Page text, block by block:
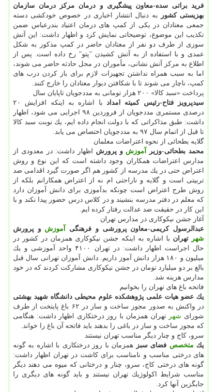
فرید براتی سده-معاون پیشگیری و درمان مركز درمان سازمان
بهزیستی كشور
به دنبال انتشار اخباری در خصوص خودكشی دسته
جمعی معتادان در یكی از كمپ های درمان اعتیاد بندرعباس ضمن
تكذیب این موضوع، توضیحاتی نمایش كرد و اظهار داشت: این آتش
سوزی از طرف دو نفر از معتادان حاضر در كمپ مذكور به شكل
عمدی و با استفاده از به آتش كشیدن "پتو" رخ داده است. پس از
اطلاع به مركز آتش نشانی، مأموران در محل حادثه حاضر می شوند،
اما به سبب همراه نداشتن تجهیزات لازم برای باز كردن درب های
كمپ، ناچار می شوند تا با شكافتن دیوار معتادان را خارج كنند.
پرداخت «سبد كالا» ۲۰۰ هزار تومانی به مددجویان تاپایان سال
سیدپرویز فتاح-رئیس كمیته امداد
با اشاره به اینكه افزایش ۲۰
درصدی مستمری مددجویان از فروردین ۹۸ اجرایی می شود، اظهار
داشت: طبق مذاكراتی كه با دولت انجام داده ایم، یك نوبت سبد كالا
تا قبل از اتمام سال ۹۷ به مددجویان اختصاص می یابد.
گلایه بطحائی از نحوه اعتراضات معلمان
محمد بطحائی-وزیر
آموزش و پرورش اظهار داشت: در معدودی از
مدارس اعتراضات همكاران وجود داشته است كه این نوع و روش
اعتراض حتی در یك مدرسه از كشور هم اگر صورت گیرد اقدامی ضد
تربیتی است و گلایه و ناراحتی ام نه از اعتراض همكارانم بلكه از
روش طرح اعتراض است چونكه بدآموزی برای دانش آموزان دارد
كه معلم در دفتر مدرسه بنشیند و در كلاس درس حضور پیدا نكند و با
این كار در حقیقت ضد عدالت رفتار كرده ایم.
آغاز جشن نیكوكاری در مدارس تهران
عبدالرسول كریمی-معاون پرورشی و فرهنگی
آموزش و پرورش
شهر
تهران با اشاره به اینكه جشن نیكوكاری همزمان در كشور در
حال اجراست اظهار داشت: در تهران ۴۱۰۰ واحد آموزشی و یك
میلیون و ۱۸۰ هزار دانش آموز داریم. دانش آموزان تهرانی سال قبل
بالغ بر دو میلیارد تومان در جشن نیكوكاری مشاركت كردند كه در خود
مدارس هزینه شد.
فاتحه باغ های تهران را بخوانیم
یك عضو هیات علمی پژوهشكده علوم محیطی دانشگاه شهید بهشتی
در واكنش به صدور مجوز ساخت و ساز در ۶۲ باغ پایتخت از طرف
شورای شهر تهران همزمان با روز درختكاری اظهار داشت: هنگامی
كه مجوز ساخت و ساز در باغی را بدهند باید فاتحه آن باغ را خواند.
سرو، كاج و چنار دیگر مناسب تهران نیستند
یك متخصص فضای سبز
همزمان با روز درختكاری با اشاره به گونه
های درختی مناسب و نامناسب برای كاشت در تهران اظهار داشت:
گونه های درختی كاج، سرو، چنار و درختانی كه میوه می دهند دیگر
مناسب شرایط اكولوژیك تهران نیستند و باید گونه های دیگری را
جایگزین آنها كرد.